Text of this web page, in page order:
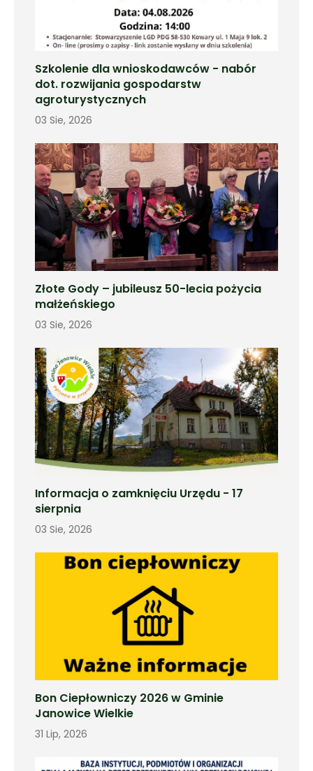
Szkolenie dla wnioskodawców - nabór
dot. rozwijania gospodarstw
agroturystycznych
03 Sie, 2026
Złote Gody – jubileusz 50-lecia pożycia
małżeńskiego
03 Sie, 2026
Informacja o zamknięciu Urzędu - 17
sierpnia
03 Sie, 2026
Bon Ciepłowniczy 2026 w Gminie
Janowice Wielkie
31 Lip, 2026